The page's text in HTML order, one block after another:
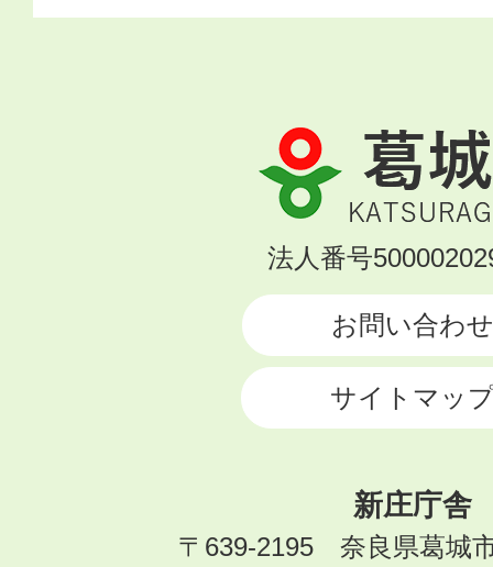
葛
城
市
KATSURAGI
CITY
法人番号
お問い合わせ
サイトマッ
新庄庁舎
〒639-2195 奈良県葛城